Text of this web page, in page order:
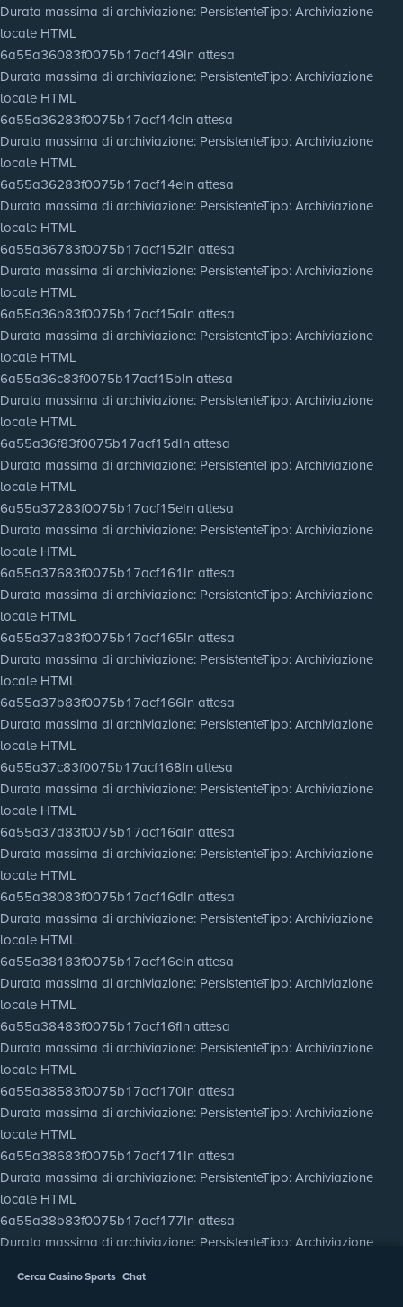
Durata massima di archiviazione: PersistenteTipo: Archiviazione
locale HTML
6a55a36083f0075b17acf149In attesa
Durata massima di archiviazione: PersistenteTipo: Archiviazione
locale HTML
6a55a36283f0075b17acf14cIn attesa
Durata massima di archiviazione: PersistenteTipo: Archiviazione
locale HTML
6a55a36283f0075b17acf14eIn attesa
Durata massima di archiviazione: PersistenteTipo: Archiviazione
locale HTML
6a55a36783f0075b17acf152In attesa
Durata massima di archiviazione: PersistenteTipo: Archiviazione
locale HTML
6a55a36b83f0075b17acf15aIn attesa
Durata massima di archiviazione: PersistenteTipo: Archiviazione
locale HTML
6a55a36c83f0075b17acf15bIn attesa
Durata massima di archiviazione: PersistenteTipo: Archiviazione
locale HTML
6a55a36f83f0075b17acf15dIn attesa
Durata massima di archiviazione: PersistenteTipo: Archiviazione
locale HTML
6a55a37283f0075b17acf15eIn attesa
Durata massima di archiviazione: PersistenteTipo: Archiviazione
locale HTML
6a55a37683f0075b17acf161In attesa
Durata massima di archiviazione: PersistenteTipo: Archiviazione
locale HTML
6a55a37a83f0075b17acf165In attesa
Durata massima di archiviazione: PersistenteTipo: Archiviazione
locale HTML
6a55a37b83f0075b17acf166In attesa
Durata massima di archiviazione: PersistenteTipo: Archiviazione
locale HTML
6a55a37c83f0075b17acf168In attesa
Durata massima di archiviazione: PersistenteTipo: Archiviazione
locale HTML
6a55a37d83f0075b17acf16aIn attesa
Durata massima di archiviazione: PersistenteTipo: Archiviazione
locale HTML
6a55a38083f0075b17acf16dIn attesa
Durata massima di archiviazione: PersistenteTipo: Archiviazione
locale HTML
6a55a38183f0075b17acf16eIn attesa
Durata massima di archiviazione: PersistenteTipo: Archiviazione
locale HTML
6a55a38483f0075b17acf16fIn attesa
Durata massima di archiviazione: PersistenteTipo: Archiviazione
locale HTML
6a55a38583f0075b17acf170In attesa
Durata massima di archiviazione: PersistenteTipo: Archiviazione
locale HTML
6a55a38683f0075b17acf171In attesa
Durata massima di archiviazione: PersistenteTipo: Archiviazione
locale HTML
6a55a38b83f0075b17acf177In attesa
Durata massima di archiviazione: PersistenteTipo: Archiviazione
6a55a38d83f0075b17acf178
CercaCasinoSports Chat